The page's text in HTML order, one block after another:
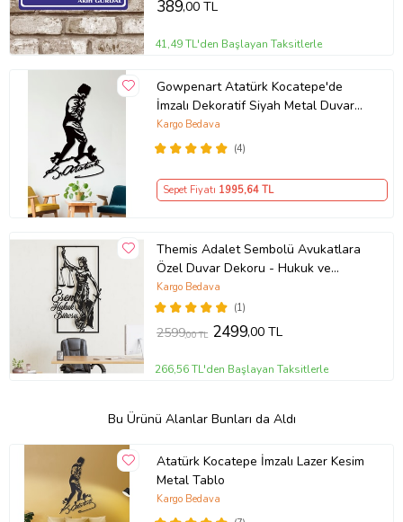
389,00 TL
41,49 TL'den Başlayan Taksitlerle
Gowpenart Atatürk Kocatepe'de
İmzalı Dekoratif Siyah Metal Duvar
Tablosu - Ev & Ofis Dekoru -
(4)
Kargo Bedava
Sepet Fiyatı 1995,64 TL
Themis Adalet Sembolü Avukatlara
Özel Duvar Dekoru - Hukuk ve
Avukat Ofisleri için Metal Duvar
Dekoru - Kişiye Özel Tablo
(1)
Kargo Bedava
2599,00 TL 2499,00 TL
266,56 TL'den Başlayan Taksitlerle
Bu Ürünü Alanlar Bunları da Aldı
Atatürk Kocatepe İmzalı Lazer Kesim
Metal Tablo
Kargo Bedava